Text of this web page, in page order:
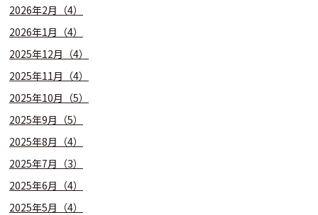
2026年2月（4）
2026年1月（4）
2025年12月（4）
2025年11月（4）
2025年10月（5）
2025年9月（5）
2025年8月（4）
2025年7月（3）
2025年6月（4）
2025年5月（4）